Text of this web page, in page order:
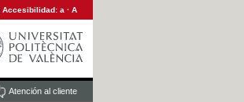
Accesibilidad: a · A
Atención al cliente